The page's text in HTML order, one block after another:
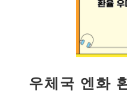
우체국 엔화